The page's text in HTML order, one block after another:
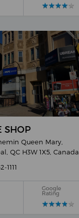
★★★★★
★★★★★
SHOP
Queen Mary,
QC H3W 1X5, Canada
1111
Google
Rating
★★★★★
★★★★★